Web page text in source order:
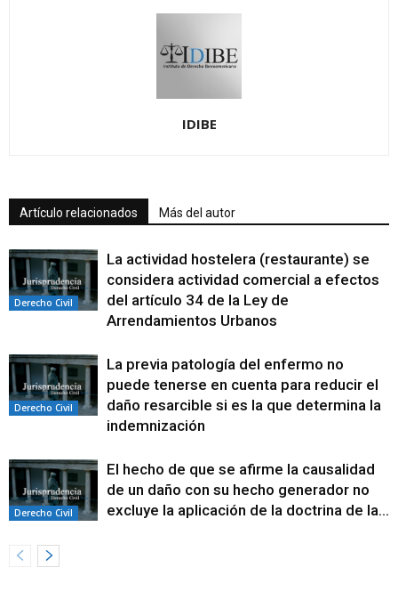
IDIBE
Artículo relacionados Más del autor
Derecho Civil
La actividad hostelera (restaurante) se
considera actividad comercial a efectos
del artículo 34 de la Ley de
Arrendamientos Urbanos
Derecho Civil
La previa patología del enfermo no
puede tenerse en cuenta para reducir el
daño resarcible si es la que determina la
indemnización
Derecho Civil
El hecho de que se afirme la causalidad
de un daño con su hecho generador no
excluye la aplicación de la doctrina de la...